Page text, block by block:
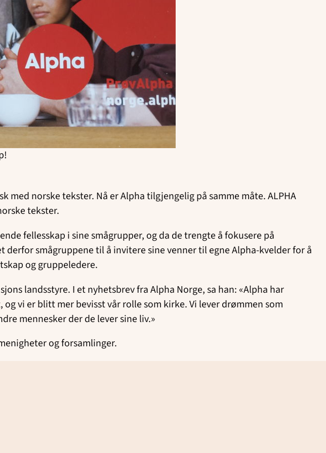
med norske tekster. Nå er Alpha tilgjengelig på samme måte. ALPHA
tekster.
fellesskap i sine smågrupper, og da de trengte å fokusere på
smågruppene til å invitere sine venner til egne Alpha-kvelder for å
og gruppeledere.
landsstyre. I et nyhetsbrev fra Alpha Norge, sa han: «Alpha har
vi er blitt mer bevisst vår rolle som kirke. Vi lever drømmen som
mennesker der de lever sine liv.»
og forsamlinger.